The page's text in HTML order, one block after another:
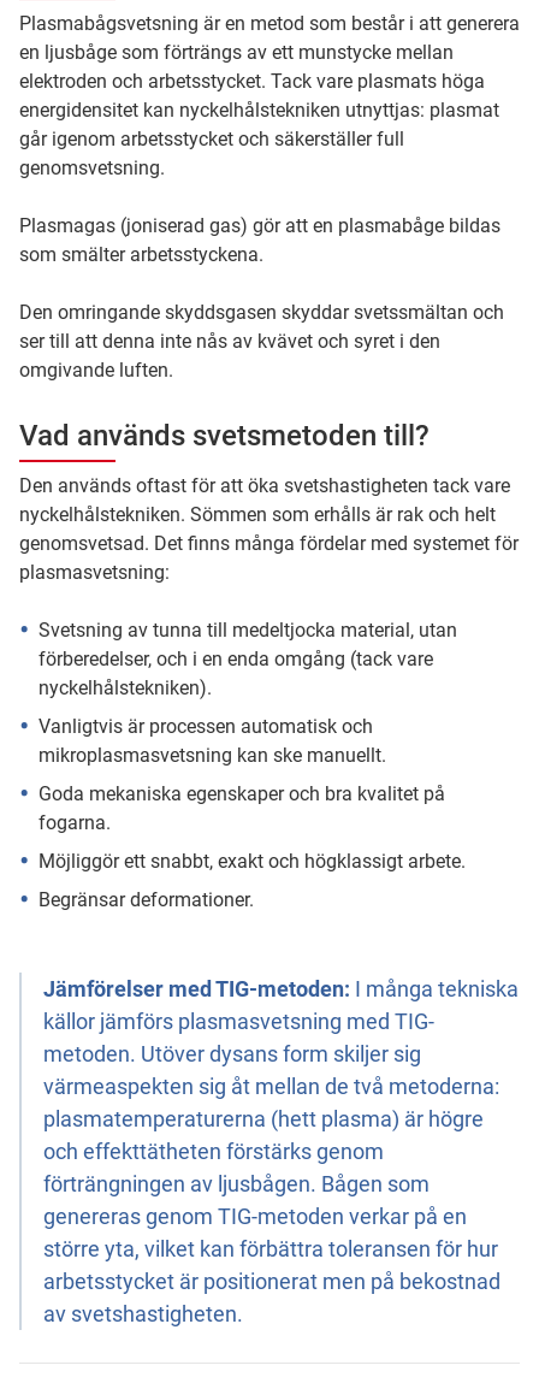
Plasmabågsvetsning är en metod som består i att generera
en ljusbåge som förträngs av ett munstycke mellan
elektroden och arbetsstycket. Tack vare plasmats höga
energidensitet kan nyckelhålstekniken utnyttjas: plasmat
går igenom arbetsstycket och säkerställer full
genomsvetsning.
Plasmagas (joniserad gas) gör att en plasmabåge bildas
som smälter arbetsstyckena.
Den omringande skyddsgasen skyddar svetssmältan och
ser till att denna inte nås av kvävet och syret i den
omgivande luften.
Vad används svetsmetoden till?
Den används oftast för att öka svetshastigheten tack vare
nyckelhålstekniken. Sömmen som erhålls är rak och helt
genomsvetsad. Det finns många fördelar med systemet för
plasmasvetsning:
Svetsning av tunna till medeltjocka material, utan
förberedelser, och i en enda omgång (tack vare
nyckelhålstekniken).
Vanligtvis är processen automatisk och
mikroplasmasvetsning kan ske manuellt.
Goda mekaniska egenskaper och bra kvalitet på
fogarna.
Möjliggör ett snabbt, exakt och högklassigt arbete.
Begränsar deformationer.
Jämförelser med TIG-metoden: I många tekniska
källor jämförs plasmasvetsning med TIG-
metoden. Utöver dysans form skiljer sig
värmeaspekten sig åt mellan de två metoderna:
plasmatemperaturerna (hett plasma) är högre
och effekttätheten förstärks genom
förträngningen av ljusbågen. Bågen som
genereras genom TIG-metoden verkar på en
större yta, vilket kan förbättra toleransen för hur
arbetsstycket är positionerat men på bekostnad
av svetshastigheten.